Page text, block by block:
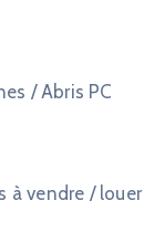
/ Abris PC
à vendre / louer